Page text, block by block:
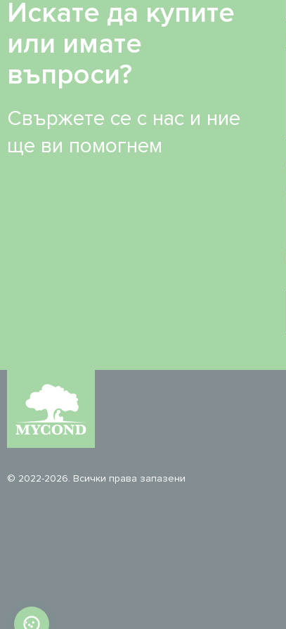
Искате да купите
или имате
въпроси?
Свържете се с нас и ние
ще ви помогнем
© 2022-2026. Всички права запазени